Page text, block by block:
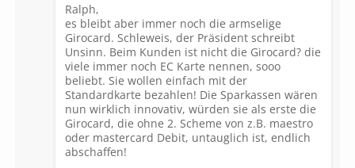
Ralph,
es bleibt aber immer noch die armselige
Girocard. Schleweis, der Präsident schreibt
Unsinn. Beim Kunden ist nicht die Girocard? die
viele immer noch EC Karte nennen, sooo
beliebt. Sie wollen einfach mit der
Standardkarte bezahlen! Die Sparkassen wären
nun wirklich innovativ, würden sie als erste die
Girocard, die ohne 2. Scheme von z.B. maestro
oder mastercard Debit, untauglich ist, endlich
abschaffen!